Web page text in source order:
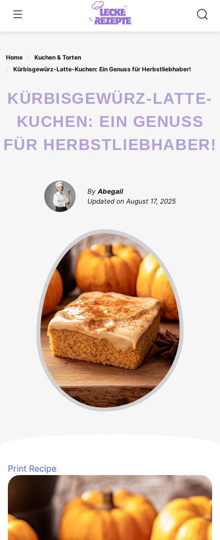
content
Home
Kuchen & Torten
Kürbisgewürz-Latte-Kuchen: Ein Genuss für Herbstliebhaber!
KÜRBISGEWÜRZ-LATTE-
KUCHEN: EIN GENUSS
FÜR HERBSTLIEBHABER!
By Abegail
Updated on August 17, 2025
Print Recipe